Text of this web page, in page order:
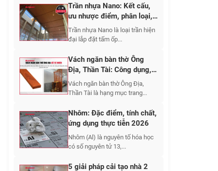
Trần nhựa Nano: Kết cấu,
ưu nhược điểm, phân loại,
cập nhật báo giá 2026
Trần nhựa Nano là loại trần hiện
đại lắp đặt tấm ốp...
Vách ngăn bàn thờ Ông
Địa, Thần Tài: Công dụng,
10+ mẫu đẹp 2026
Vách ngăn bàn thờ Ông Địa,
Thần Tài là hạng mục trang...
Nhôm: Đặc điểm, tính chất,
ứng dụng thực tiễn 2026
Nhôm (Al) là nguyên tố hóa học
có số nguyên tử 13,...
5 giải pháp cải tạo nhà 2